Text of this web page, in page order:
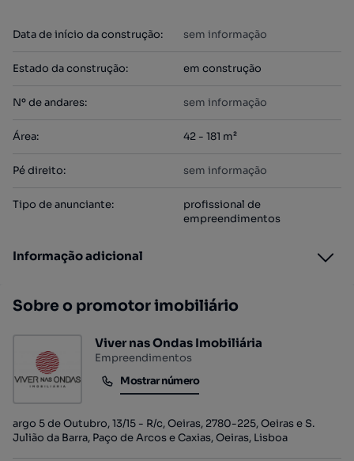
Data de início da construção: sem informação
Estado da construção: em construção
Nº de andares: sem informação
Área: 42 - 181 m²
Pé direito: sem informação
Tipo de anunciante:
profissional de
empreendimentos
Informação adicional
Sobre o promotor imobiliário
Viver nas Ondas Imobiliária
Empreendimentos
Mostrar número
Mostrar número
argo 5 de Outubro, 13/15 - R/c, Oeiras, 2780-225, Oeiras e S.
Julião da Barra, Paço de Arcos e Caxias, Oeiras, Lisboa